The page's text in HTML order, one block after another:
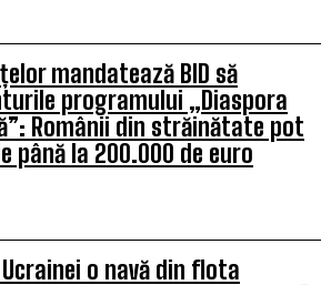
mandatează BID să
programului „Diaspora
Românii din străinătate pot
până la 200.000 de euro
o navă din flota